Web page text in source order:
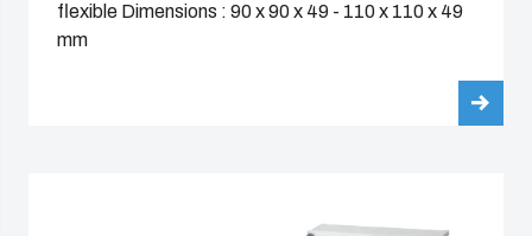
flexible Dimensions : 90 x 90 x 49 - 110 x 110 x 49
mm